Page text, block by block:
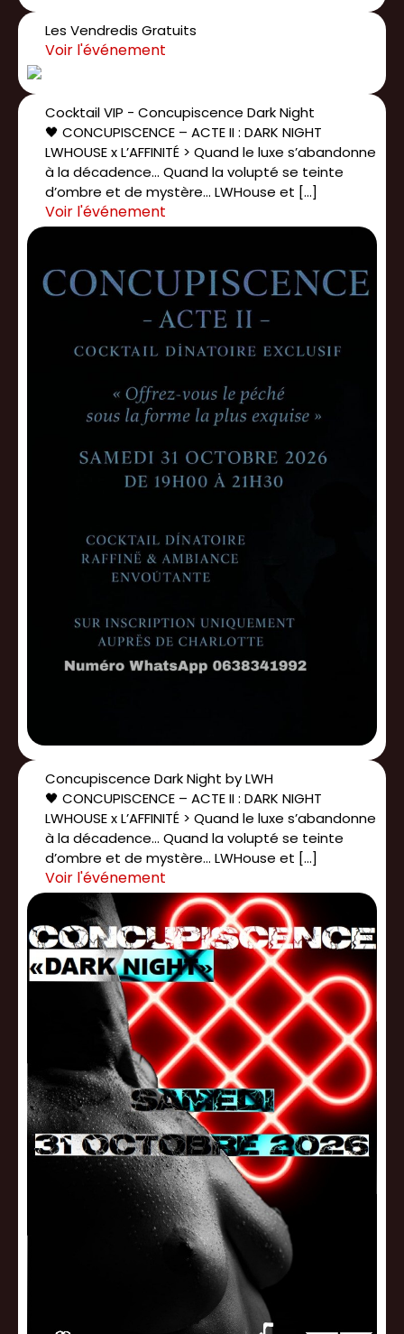
Les Vendredis Gratuits
Cocktail VIP - Concupiscence Dark Night
🖤 CONCUPISCENCE – ACTE II : DARK NIGHT
LWHOUSE x L’AFFINITÉ > Quand le luxe s’abandonne
à la décadence… Quand la volupté se teinte
d’ombre et de mystère… LWHouse et […]
Concupiscence Dark Night by LWH
🖤 CONCUPISCENCE – ACTE II : DARK NIGHT
LWHOUSE x L’AFFINITÉ > Quand le luxe s’abandonne
à la décadence… Quand la volupté se teinte
d’ombre et de mystère… LWHouse et […]